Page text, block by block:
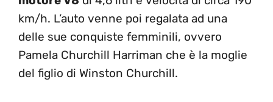
km/h. L’auto venne poi regalata ad una
delle sue conquiste femminili, ovvero
Pamela Churchill Harriman che è la moglie
del figlio di Winston Churchill.